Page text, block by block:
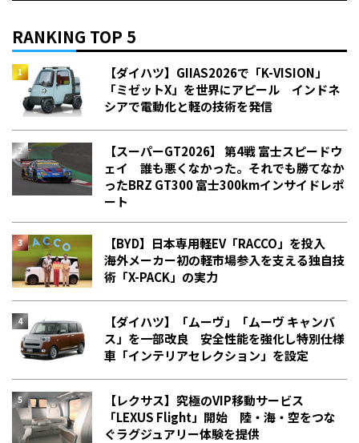
RANKING TOP 5
【ダイハツ】GIIAS2026で「K-VISION」
「ミゼットX」を世界にアピール インドネ
シアで電動化と軽の技術を発信
【スーパーGT2026】 第4戦 富士スピードウ
ェイ 誰も悪くなかった。それでも勝てなか
った――BRZ GT300 富士300kmインサイドレポ
ート
【BYD】日本専用軽EV「RACCO」を投入
海外メーカー初の軽市場参入を支える独自技
術「X-PACK」の実力
【ダイハツ】「ムーヴ」「ムーヴ キャンバ
ス」を一部改良 安全性能を強化し特別仕様
車「インテリアセレクション」を設定
【レクサス】究極のVIP移動サービス
「LEXUS Flight」開始 陸・海・空をつな
ぐラグジュアリー体験を提供